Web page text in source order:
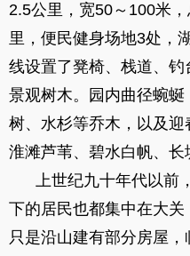
2.5公里，宽50～100米
里，便民健身场地3处，
线设置了凳椅、栈道、
景观树木。园内曲径蜿
树、水杉等乔木，以及
淮滩芦苇、碧水白帆、长
上世纪九十年代以前，
下的居民也都集中在大
只是沿山建有部分房屋